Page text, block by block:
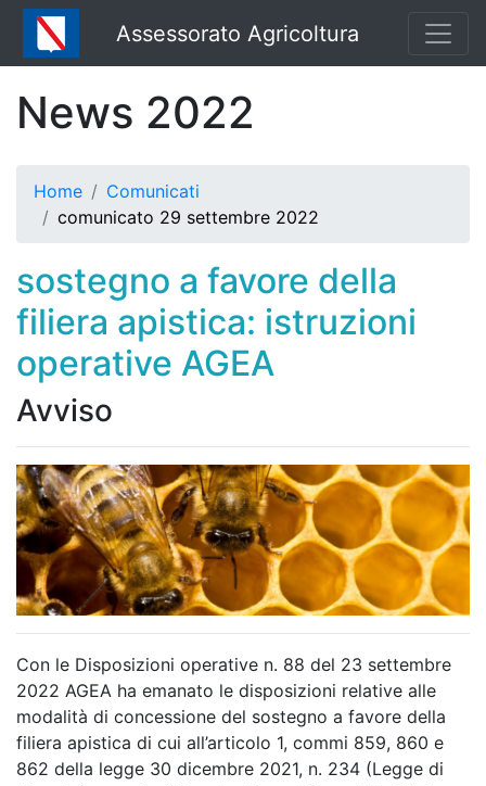
Assessorato Agricoltura
News 2022
Home
Comunicati
comunicato 29 settembre 2022
sostegno a favore della
filiera apistica: istruzioni
operative AGEA
Avviso
Con le Disposizioni operative n. 88 del 23 settembre
2022 AGEA ha emanato le disposizioni relative alle
modalità di concessione del sostegno a favore della
filiera apistica di cui all’articolo 1, commi 859, 860 e
862 della legge 30 dicembre 2021, n. 234 (Legge di